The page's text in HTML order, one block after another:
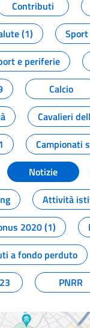
Contributi
(1)
e periferie
Calcio
Cavalieri
Campionati
Notizie
Attività
2020 (1)
a fondo perduto
PNRR